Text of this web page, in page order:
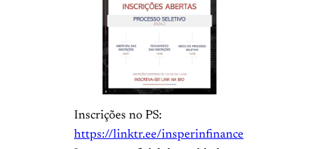
Inscrições no PS:
https://linktr.ee/insperinfinance